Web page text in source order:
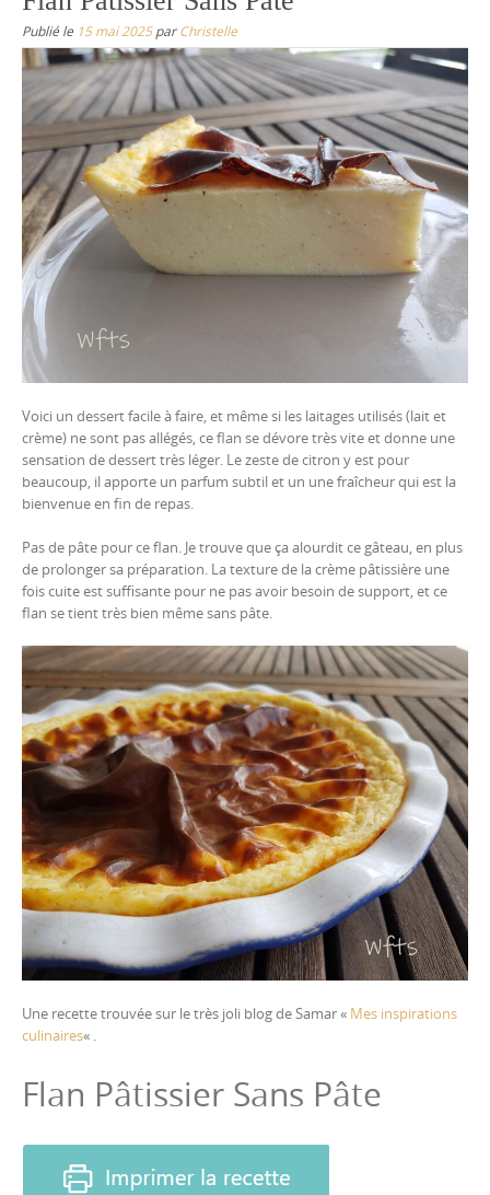
Publié le 15 mai 2025parChristelle
Voici un dessert facile à faire, et même si les laitages utilisés (lait et
crème) ne sont pas allégés, ce flan se dévore très vite et donne une
sensation de dessert très léger. Le zeste de citron y est pour
beaucoup, il apporte un parfum subtil et un une fraîcheur qui est la
bienvenue en fin de repas.
Pas de pâte pour ce flan. Je trouve que ça alourdit ce gâteau, en plus
de prolonger sa préparation. La texture de la crème pâtissière une
fois cuite est suffisante pour ne pas avoir besoin de support, et ce
flan se tient très bien même sans pâte.
Une recette trouvée sur le très joli blog de Samar « Mes inspirations
culinaires« .
Flan Pâtissier Sans Pâte